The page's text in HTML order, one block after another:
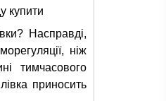
Насправді,
ніж
тимчасового
приносить